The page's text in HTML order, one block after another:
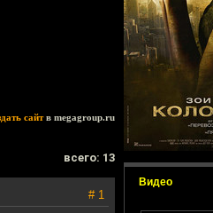
Видео
сайтв megagroup.ru
всего: 13
# 1